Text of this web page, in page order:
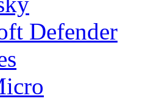
Defender